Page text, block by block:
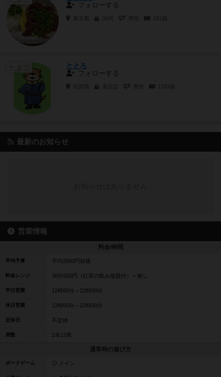
フォローする
東京都 30代 331個
ととろ
フォローする
佐賀県 未設定 1333個
最新のお知らせ
営業情報
料金/時間
平均予算 平均2000円前後
料金レンジ 30分550円（紅茶の飲み放題付）～無し
平日営業 12時00分～22時00分
休日営業 12時00分～22時00分
定休日 不定休
席数 2卓13席
通常時の遊び方
ボードゲーム ◎ メイン